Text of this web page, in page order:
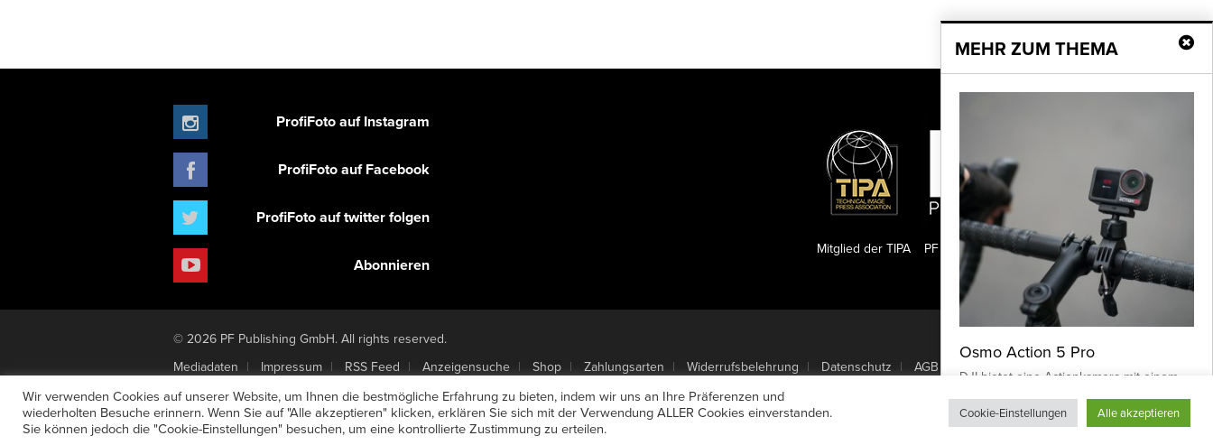
MEHR ZUM THEMA
Osmo Action 5 Pro
DJI bietet eine Actionkamera mit einem
Dynamikbereich von 13,5 Blendenstufen,
4-stündiger Akkulaufzeit und integrierter...
ProfiFoto auf Instagram
ProfiFoto auf Facebook
ProfiFoto auf twitter folgen
Abonnieren
PF Publishing GmbH
Mitglied der TIPA
© 2026 PF Publishing GmbH. All rights reserved.
Mediadaten
Impressum RSS Feed Anzeigensuche Shop Zahlungsarten Widerrufsbelehrung Datenschutz
AGB
Newsletter-Anmeldung
Verträge hier kündigen Mein Account Passwort vergessen
Wir verwenden Cookies auf unserer Website, um Ihnen die bestmögliche Erfahrung zu bieten, indem wir uns an Ihre Präferenzen und
wiederholten Besuche erinnern. Wenn Sie auf "Alle akzeptieren" klicken, erklären Sie sich mit der Verwendung ALLER Cookies einverstanden.
Sie können jedoch die "Cookie-Einstellungen" besuchen, um eine kontrollierte Zustimmung zu erteilen.
Cookie-Einstellungen Alle akzeptieren